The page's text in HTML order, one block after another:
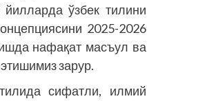
ўзбек тилини
2025-2026
нафақат масъул ва
зарур.
сифатли, илмий